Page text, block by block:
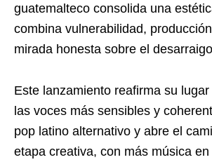
guatemalteco consolida una
combina vulnerabilidad,
mirada honesta sobre el
Este lanzamiento reafirma su
las voces más sensibles y
pop latino alternativo y abre el
etapa creativa, con más música